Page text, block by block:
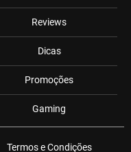
Reviews
Dicas
Promoções
Gaming
Termos e Condições